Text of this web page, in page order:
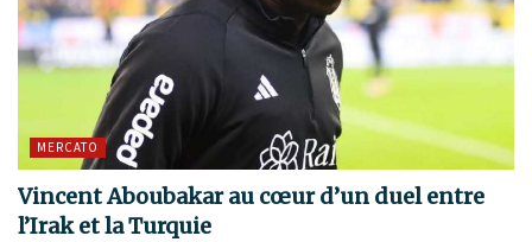
MERCATO
Vincent Aboubakar au cœur d’un duel entre
l’Irak et la Turquie